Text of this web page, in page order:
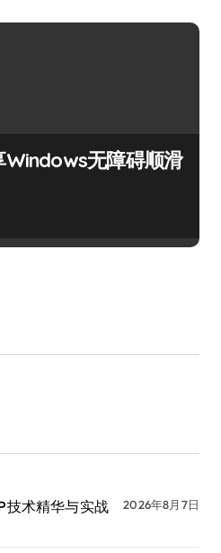
无障碍顺滑
技术精华与实战
2026年8月7日